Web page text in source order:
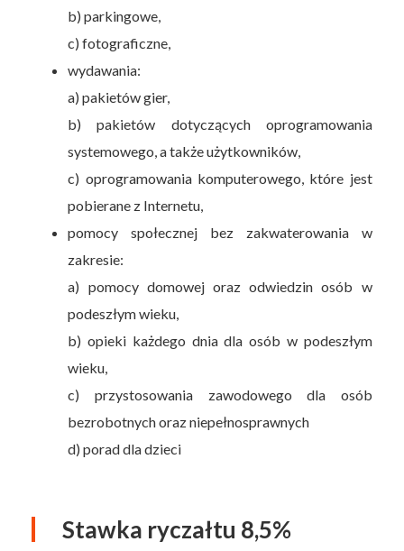
b) parkingowe,
c) fotograficzne,
wydawania:
a) pakietów gier,
b) pakietów dotyczących oprogramowania
systemowego, a także użytkowników,
c) oprogramowania komputerowego, które jest
pobierane z Internetu,
pomocy społecznej bez zakwaterowania w
zakresie:
a) pomocy domowej oraz odwiedzin osób w
podeszłym wieku,
b) opieki każdego dnia dla osób w podeszłym
wieku,
c) przystosowania zawodowego dla osób
bezrobotnych oraz niepełnosprawnych
d) porad dla dzieci
Stawka ryczałtu 8,5%